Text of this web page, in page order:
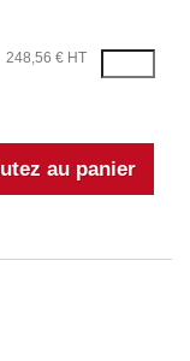
248,56 € HT